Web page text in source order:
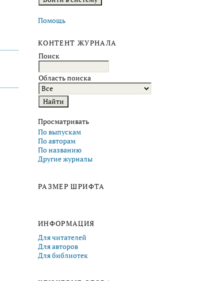
Помощь
КОНТЕНТ ЖУРНАЛА
Поиск
Область поиска
Просматривать
По выпускам
По авторам
По названию
Другие журналы
РАЗМЕР ШРИФТА
ИНФОРМАЦИЯ
Для читателей
Для авторов
Для библиотек